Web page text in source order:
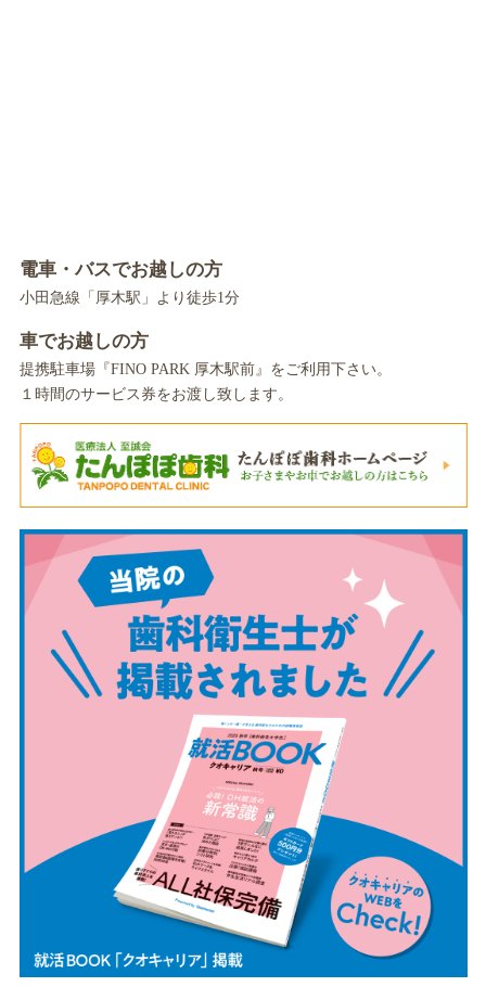
電車・バスでお越しの方
小田急線「厚木駅」より徒歩1分
車でお越しの方
提携駐車場『FINO PARK 厚木駅前』をご利用下さい。
１時間のサービス券をお渡し致します。